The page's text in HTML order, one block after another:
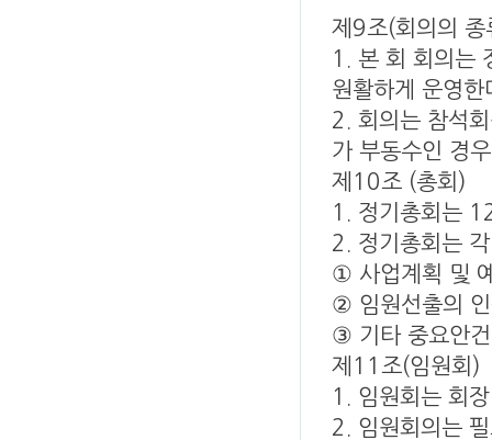
제9조(회의의 종
1. 본 회 회의는
원활하게 운영한
2. 회의는 참석
가 부동수인 경
제10조 (총회)
1. 정기총회는
2. 정기총회는
① 사업계획 및
② 임원선출의
③ 기타 중요안건
제11조(임원회)
1. 임원회는 회
2. 임원회의는